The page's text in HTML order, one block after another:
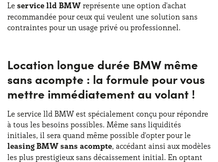
Le service lld BMW représente une option d'achat
recommandée pour ceux qui veulent une solution sans
contraintes pour un usage privé ou professionnel.
Location longue durée BMW même
sans acompte : la formule pour vous
mettre immédiatement au volant !
Le service lld BMW est spécialement conçu pour répondre
à tous les besoins possibles. Même sans liquidités
initiales, il sera quand même possible d'opter pour le
leasing BMW sans acompte, accédant ainsi aux modèles
les plus prestigieux sans décaissement initial. En optant